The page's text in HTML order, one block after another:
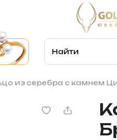
из серебра с камнем